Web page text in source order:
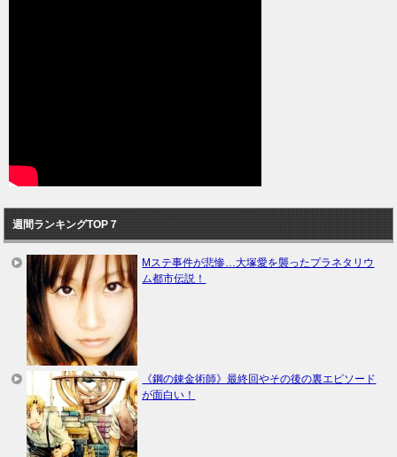
週間ランキングTOP７
Mステ事件が悲惨…大塚愛を襲ったプラネタリウ
ム都市伝説！
《鋼の錬金術師》最終回やその後の裏エピソード
が面白い！